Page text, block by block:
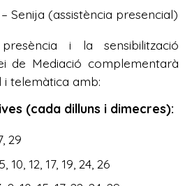
Senija (assistència presencial)
i la sensibilització
de Mediació complementarà
i telemàtica amb:
(cada dilluns i dimecres):
29
12, 17, 19, 24, 26